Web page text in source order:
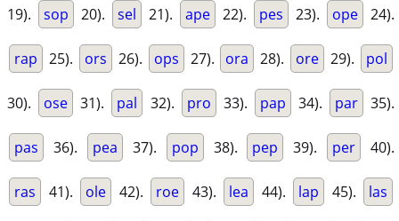
19). sop 20). sel 21). ape 22). pes 23). ope 24).
rap 25). ors 26). ops 27). ora 28). ore 29). pol
30). ose 31). pal 32). pro 33). pap 34). par 35).
pas 36). pea 37). pop 38). pep 39). per 40).
ras 41). ole 42). roe 43). lea 44). lap 45). las